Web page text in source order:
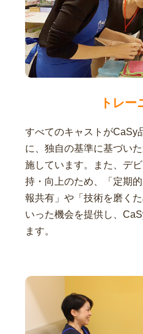
トレー
すべてのキャストがCaSy
に、独自の基準に基づい
施しています。また、デ
持・向上のため、「定期
報共有」や「技術を磨く
いった機会を提供し、
ます。